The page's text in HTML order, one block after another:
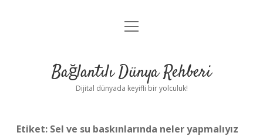
Anasayfa
Yasal Uyarı
menüyü
Bağlantılı Dünya Rehberi
Dijital dünyada keyifli bir yolculuk!
Etiket: Sel ve su baskınlarında neler yapmalıyız